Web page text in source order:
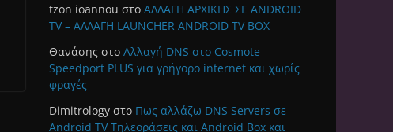
tzon ioannou στο ΑΛΛΑΓΗ ΑΡΧΙΚΗΣ ΣΕ ANDROID
TV – ΑΛΛΑΓΗ LAUNCHER ANDROID TV BOX
Θανάσης στο Αλλαγή DNS στο Cosmote
Speedport PLUS για γρήγορο internet και χωρίς
φραγές
Dimitrology στο Πως αλλάζω DNS Servers σε
Android TV Τηλεοράσεις και Android Box και